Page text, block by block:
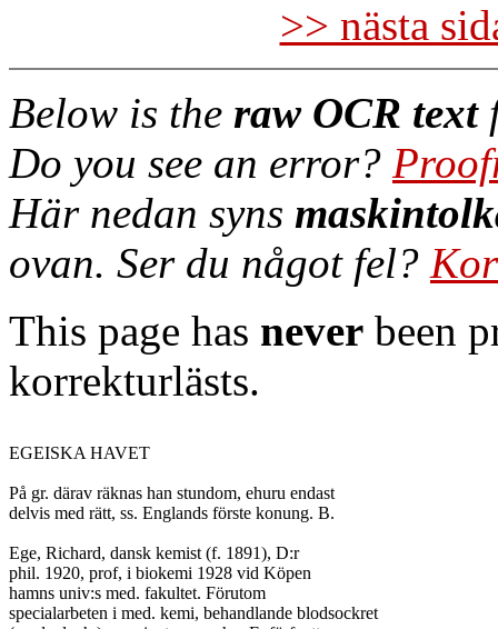
>> nästa
Below is the raw OCR text
Do you see an error?
Här nedan syns
ovan. Ser du något fel?
This page has never been
korrekturlästs.
EGEISKA HAVET
På gr. därav räknas han stundom, ehuru endast
delvis med rätt, ss. Englands förste konung. B.
Ege, Richard, dansk kemist (f. 1891), D:r
phil. 1920, prof, i biokemi 1928 vid Köpen
hamns univ:s med. fakultet. Förutom
specialarbeten i med. kemi, behandlande blodsockret